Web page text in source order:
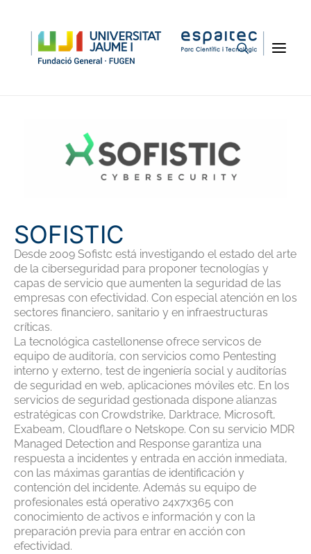
Volver a empresas del parque
SOFISTIC
Desde 2009 Sofistc está investigando el estado del arte
de la ciberseguridad para proponer tecnologías y
capas de servicio que aumenten la seguridad de las
empresas con efectividad. Con especial atención en los
sectores financiero, sanitario y en infraestructuras
críticas.
La tecnológica castellonense ofrece servicos de
equipo de auditoría, con servicios como Pentesting
interno y externo, test de ingeniería social y auditorías
de seguridad en web, aplicaciones móviles etc. En los
servicios de seguridad gestionada dispone alianzas
estratégicas con Crowdstrike, Darktrace, Microsoft,
Exabeam, Cloudflare o Netskope. Con su servicio MDR
Managed Detection and Response garantiza una
respuesta a incidentes y entrada en acción inmediata,
con las máximas garantías de identificación y
contención del incidente. Además su equipo de
profesionales está operativo 24x7x365 con
conocimiento de activos e información y con la
preparación previa para entrar en acción con
efectividad.